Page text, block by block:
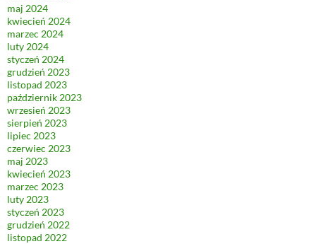
maj 2024
kwiecień 2024
marzec 2024
luty 2024
styczeń 2024
grudzień 2023
listopad 2023
październik 2023
wrzesień 2023
sierpień 2023
lipiec 2023
czerwiec 2023
maj 2023
kwiecień 2023
marzec 2023
luty 2023
styczeń 2023
grudzień 2022
listopad 2022